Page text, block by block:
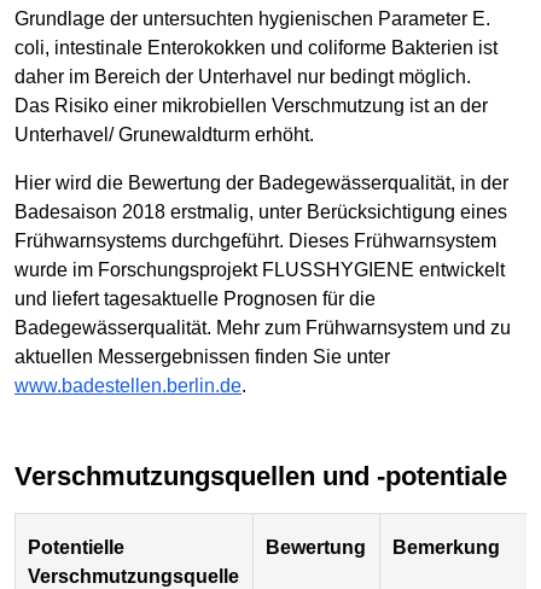
Grundlage der untersuchten hygienischen Parameter E.
coli, intestinale Enterokokken und coliforme Bakterien ist
daher im Bereich der Unterhavel nur bedingt möglich.
Das Risiko einer mikrobiellen Verschmutzung ist an der
Unterhavel/ Grunewaldturm erhöht.
Hier wird die Bewertung der Badegewässerqualität, in der
Badesaison 2018 erstmalig, unter Berücksichtigung eines
Frühwarnsystems durchgeführt. Dieses Frühwarnsystem
wurde im Forschungsprojekt FLUSSHYGIENE entwickelt
und liefert tagesaktuelle Prognosen für die
Badegewässerqualität. Mehr zum Frühwarnsystem und zu
aktuellen Messergebnissen finden Sie unter
www.badestellen.berlin.de.
Verschmutzungsquellen und -potentiale
Potentielle
Verschmutzungsquelle
Bewertung Bemerkung